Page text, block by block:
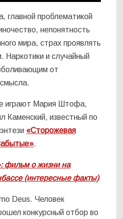
главной проблематикой
непонятность
мира, страх проявлять
Наркотики и случайный
от
играют Мария Штофа,
Каменский, известный по
«Сторожевая
.
фильм о жизни на
(интересные факты)
Deus. Человек
конкурсный отбор во